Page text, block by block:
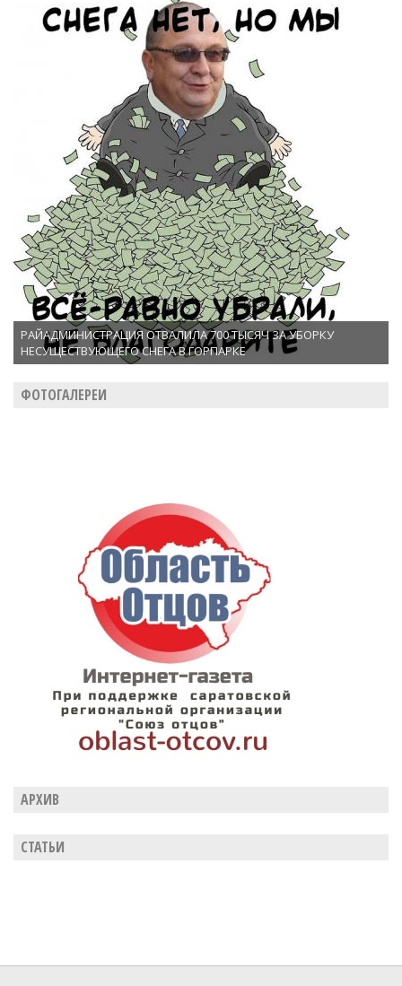
РАЙАДМИНИСТРАЦИЯ ОТВАЛИЛА 700 ТЫСЯЧ ЗА УБОРКУ
НЕСУЩЕСТВУЮЩЕГО СНЕГА В ГОРПАРКЕ
ФОТОГАЛЕРЕИ
АРХИВ
СТАТЬИ